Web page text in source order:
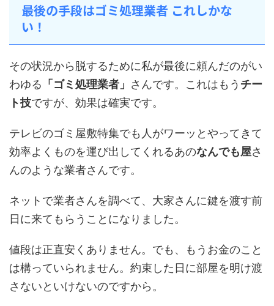
最後の手段はゴミ処理業者 これしかな
い！
その状況から脱するために私が最後に頼んだのがい
わゆる 「ゴミ処理業者」 さんです。これはもう チー
ト技ですが、効果は確実です。
テレビのゴミ屋敷特集でも人がワーッとやってきて
効率よくものを運び出してくれるあのなんでも屋さ
んのような業者さんです。
ネットで業者さんを調べて、大家さんに鍵を渡す前
日に来てもらうことになりました。
値段は正直安くありません。でも、もうお金のこと
は構っていられません。約束した日に部屋を明け渡
さないといけないのですから。